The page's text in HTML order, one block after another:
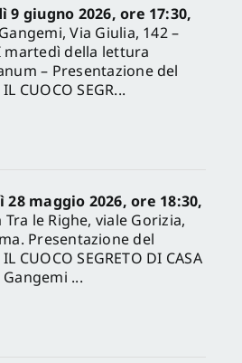
9 giugno 2026, ore 17:30,
Via Giulia, 142 –
martedì della lettura
– Presentazione del
CUOCO SEGR...
28 maggio 2026, ore 18:30,
le Righe, viale Gorizia,
Presentazione del
CUOCO SEGRETO DI CASA
Gangemi ...